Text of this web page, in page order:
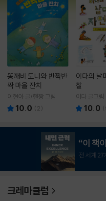
똥깨비 도니와 반짝반
짝 마을 잔치
이현아 글/핸짱 그림
10.0 ( 2)
이다의 날
찰
이다 글그림
10.0 (
크레마클럽